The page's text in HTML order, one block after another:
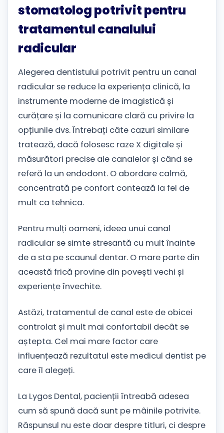
stomatolog potrivit pentru
tratamentul canalului
radicular
Alegerea dentistului potrivit pentru un canal
radicular se reduce la experiența clinică, la
instrumente moderne de imagistică și
curățare și la comunicare clară cu privire la
opțiunile dvs. Întrebați câte cazuri similare
tratează, dacă folosesc raze X digitale și
măsurători precise ale canalelor și când se
referă la un endodont. O abordare calmă,
concentrată pe confort contează la fel de
mult ca tehnica.
Pentru mulți oameni, ideea unui canal
radicular se simte stresantă cu mult înainte
de a sta pe scaunul dentar. O mare parte din
această frică provine din povești vechi și
experiențe învechite.
Astăzi, tratamentul de canal este de obicei
controlat și mult mai confortabil decât se
aștepta. Cel mai mare factor care
influențează rezultatul este medicul dentist pe
care îl alegeți.
La Lygos Dental, pacienții întreabă adesea
cum să spună dacă sunt pe mâinile potrivite.
Răspunsul nu este doar despre titluri, ci despre